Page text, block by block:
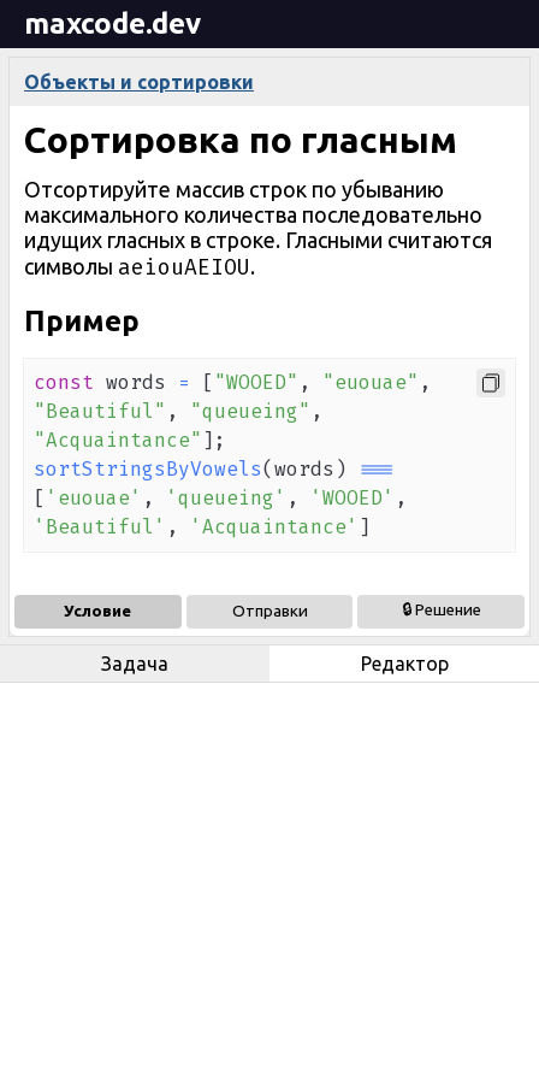
maxcode.dev
Объекты и сортировки
Сортировка по гласным
Отсортируйте массив строк по убыванию
максимального количества последовательно
идущих гласных в строке. Гласными считаются
символы aeiouAEIOU.
Пример
const words = [ "WOOED" , "euouae" ,
"Beautiful" , "queueing" ,
"Acquaintance" ] ;
sortStringsByVowels(words )
===
[ 'euouae' , 'queueing' , 'WOOED' ,
'Beautiful' , 'Acquaintance' ]
Условие Отправки 🔒 Решение
Задача Редактор